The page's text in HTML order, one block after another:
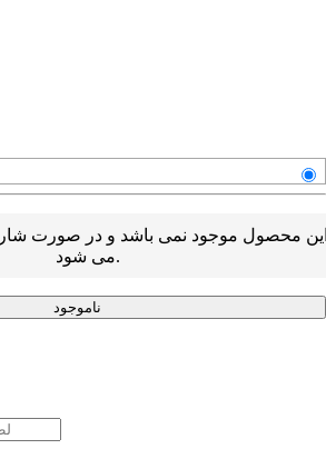
محصول موجود نمی باشد و در صورت
می شود.
ناموجود